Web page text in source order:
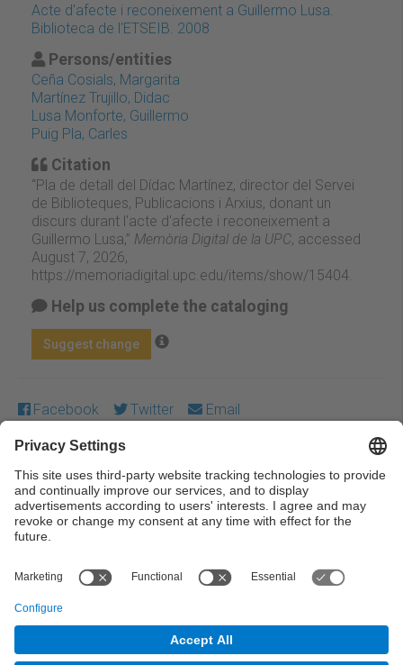
Acte d'afecte i reconeixement a Guillermo Lusa.
Biblioteca de l'ETSEIB. 2008
Persons/entities
Ceña Cosials, Margarita
Martínez Trujillo, Didac
Lusa Monforte, Guillermo
Puig Pla, Carles
Citation
“Pla de detall del Dídac Martínez, director del Servei
de Biblioteques, Publicacions i Arxius, donant un
discurs durant l'acte d'afecte i reconeixement a
Guillermo Lusa,” Memòria Digital de la UPC, accessed
August 7, 2026,
https://memoriadigital.upc.edu/items/show/15404
Help us complete the cataloging
Suggest change
Facebook Twitter Email
Except where otherwise noted, content on this work is
licensed under a Creative Commons license:Attribution-
NonCommercial-NoDerivs 3.0 Spain